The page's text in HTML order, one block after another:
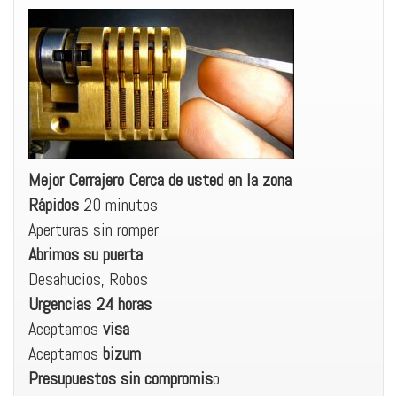
Mejor Cerrajero Cerca de usted en la zona
Rápidos 20 minutos
Aperturas sin romper
Abrimos su puerta
Desahucios, Robos
Urgencias 24 horas
Aceptamos visa
Aceptamos bizum
Presupuestos sin compromiso